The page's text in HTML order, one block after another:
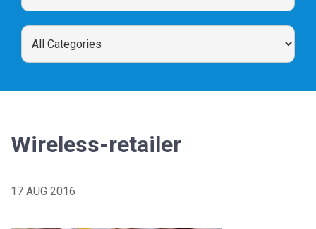
Wireless-retailer
17 AUG 2016